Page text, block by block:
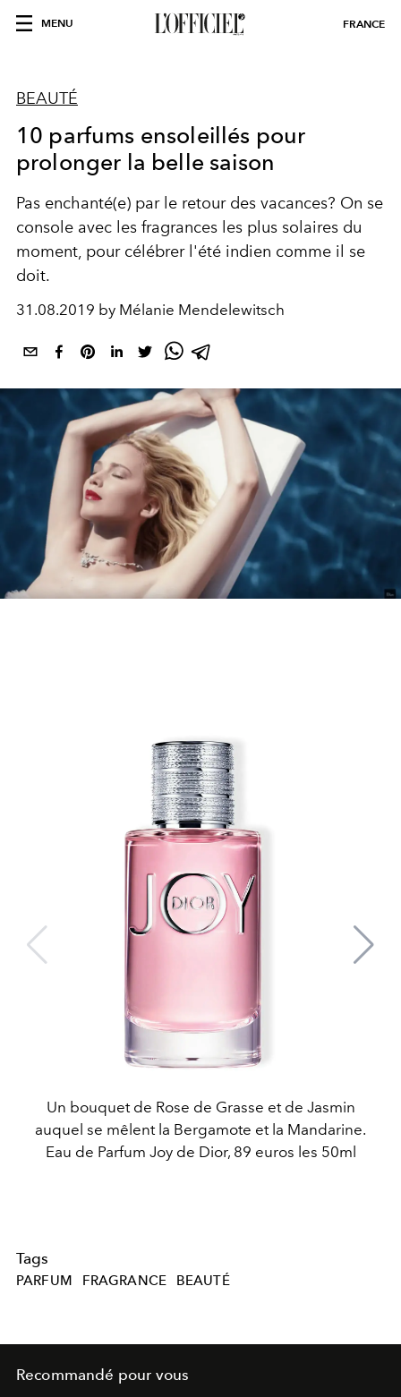
MENU FRANCE
BEAUTÉ
10 parfums ensoleillés pour
prolonger la belle saison
Pas enchanté(e) par le retour des vacances? On se
console avec les fragrances les plus solaires du
moment, pour célébrer l'été indien comme il se
doit.
31.08.2019 by Mélanie Mendelewitsch
Un bouquet de Rose de Grasse et de Jasmin
auquel se mêlent la Bergamote et la Mandarine.
Eau de Parfum Joy de Dior, 89 euros les 50ml
Tags
PARFUM FRAGRANCE BEAUTÉ
Recommandé pour vous